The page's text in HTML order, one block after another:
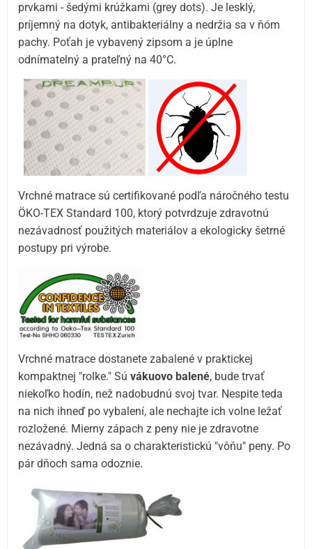
prvkami - šedými krúžkami (grey dots). Je lesklý,
príjemný na dotyk, antibakteriálny a nedržia sa v ňóm
pachy. Poťah je vybavený zipsom a je úplne
odnímatelný a prateľný na 40°C.
Vrchné matrace sú certifikované podľa náročného testu
ÖKO-TEX Standard 100, ktorý potvrdzuje zdravotnú
nezávadnosť použitých materiálov a ekologicky šetrné
postupy pri výrobe.
Vrchné matrace dostanete zabalené v praktickej
kompaktnej "rolke." Súvákuovo balené, bude trvať
niekoľko hodín, než nadobudnú svoj tvar. Nespite teda
na nich ihneď po vybalení, ale nechajte ich volne ležať
rozložené. Mierny zápach z peny nie je zdravotne
nezávadný. Jedná sa o charakteristickú "vôňu" peny. Po
pár dňoch sama odoznie.